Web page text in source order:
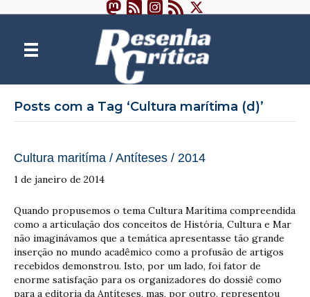
Posts com a Tag ‘Cultura marítima (d)’
Cultura maritíma / Antíteses / 2014
1 de janeiro de 2014
Quando propusemos o tema Cultura Marítima compreendida
como a articulação dos conceitos de História, Cultura e Mar
não imaginávamos que a temática apresentasse tão grande
inserção no mundo acadêmico como a profusão de artigos
recebidos demonstrou. Isto, por um lado, foi fator de
enorme satisfação para os organizadores do dossiê como
para a editoria da Antíteses, mas, por outro, representou